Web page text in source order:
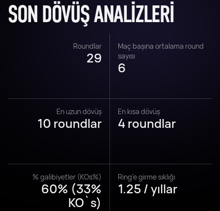
SON DÖVÜŞ ANALIZLERI
Roundlar
29
Maç başına ortalama round
sayısı
6
En uzun dövüş
10 roundlar
En kısa dövüş
4 roundlar
% galibiyetler (KOs%)
60% (33%
KO`s)
Ring'e girme sıklığı
1.25 / yıllar